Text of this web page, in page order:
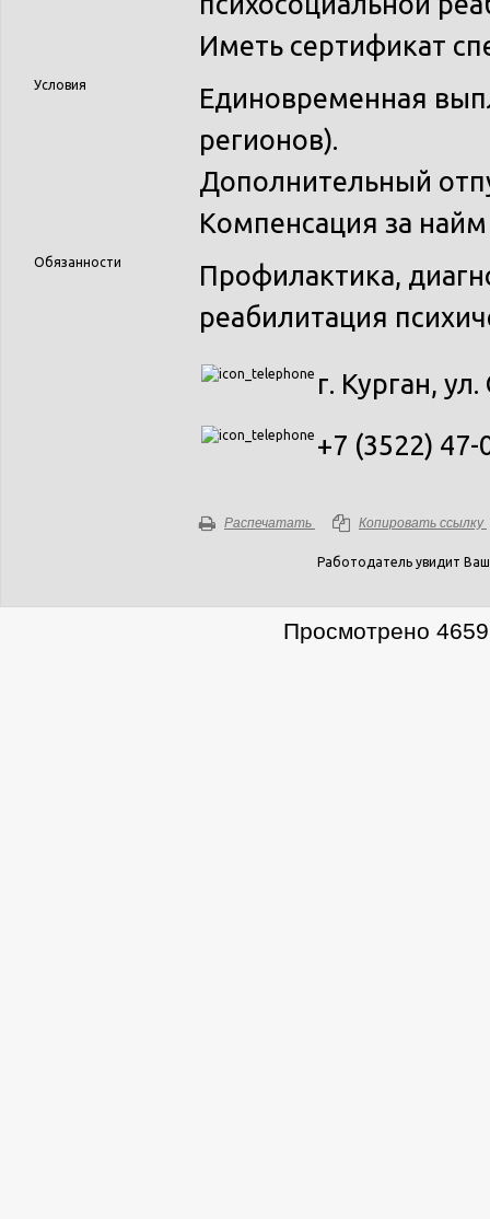
Иметь сертификат
Условия
Единовременная
регионов).
Дополнительный
Компенсация за
Обязанности
Профилактика,
реабилитация
г. Курган,
+7 (3522) 47-
Распечатать Копировать ссылку
Работодатель увидит
Просмотрено